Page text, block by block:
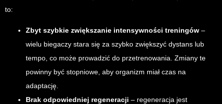
to:
Zbyt szybkie zwiększanie intensywności treningów –
wielu biegaczy stara się za szybko zwiększyć dystans lub
tempo, co może prowadzić do przetrenowania. Zmiany te
powinny być stopniowe, aby organizm miał czas na
adaptację.
Brak odpowiedniej regeneracji – regeneracja jest